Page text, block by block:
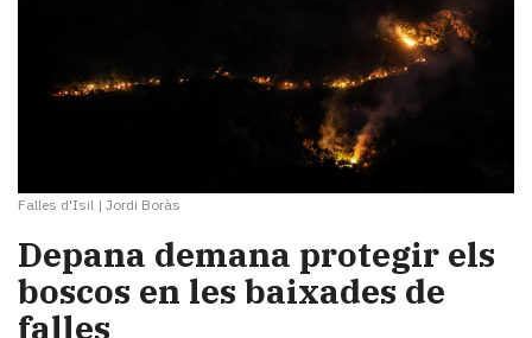
Falles d'Isil | Jordi Boràs
Depana demana protegir els
boscos en les baixades de
falles